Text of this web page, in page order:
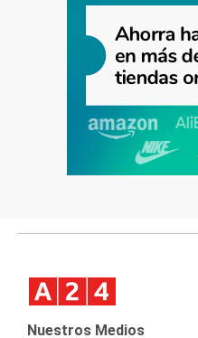
Nuestros Medios